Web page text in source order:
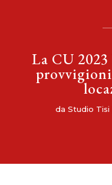
La CU
da Studio Tisi